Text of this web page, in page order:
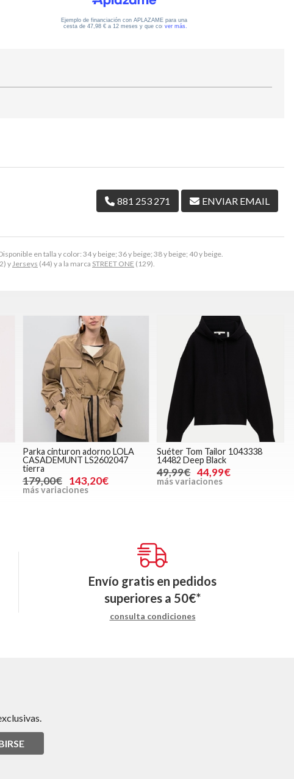
en talla y color: 34 y beige; 36 y beige; 38 y beige; 40 y beige.
yJerseys (44) y a la marca STREET ONE (129).
881 253 271 ENVIAR EMAIL
Parka cinturon adorno LOLA
CASADEMUNT LS2602047
tierra
179,00€ 143,20€
más variaciones
Suéter Tom Tailor 1043338
14482 Deep Black
49,99€ 44,99€
más variaciones
Envío gratis en pedidos
superiores a 50€*
consulta condiciones